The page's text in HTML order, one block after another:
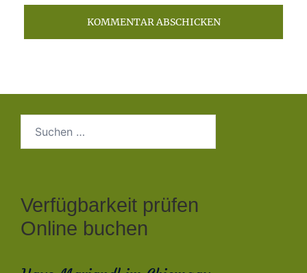
Verfügbarkeit prüfen
Online buchen